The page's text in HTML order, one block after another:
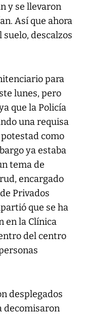
y se llevaron
Así que ahora
descalzos
para
lunes, pero
que la Policía
una requisa
potestad como
ya estaba
tema de
encargado
Privados
que se ha
en la Clínica
del centro
desplegados
decomisaron